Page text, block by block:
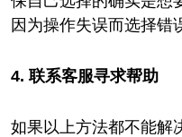
因为操作失误而选择错
4. 联系客服寻求帮助
如果以上方法都不能解